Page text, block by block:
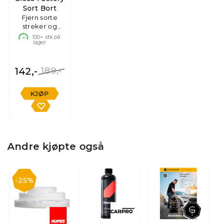
Sort Bort
Fjern sorte
streker og
rennemerker,
1L
100+ stk på
lager
189,-
142,-
KJØP
Andre kjøpte også
25%